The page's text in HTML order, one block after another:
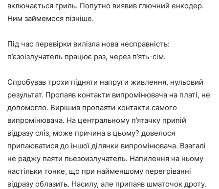
включається гриль. Попутно виявив глючний енкодер.
Ним займемося пізніше.
Під час перевірки вилізла нова несправність:
п’єзоізлучатель працює раз, через п’ять-сім.
Спробував трохи підняти напруги живлення, нульовий
результат. Пропаяв контакти випромінювача на платі, не
допомогло. Вирішив пропаяти контакти самого
випромінювача. На центральному п’ятачку припій
відразу сліз, може причина в цьому? довелося
припаюватися до іншої ділянки випромінювача. Взагалі
не раджу паяти пьезоизлучатель. Напилення на ньому
настільки тонке, що при найменшому перегріванні
відразу облазить. Насилу, але припаяв шматочок дроту.